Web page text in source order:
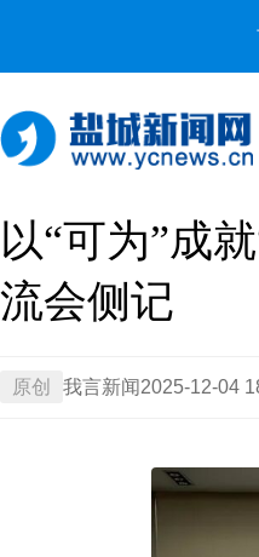
以“可为”成
流会侧记
原创 我言新闻 2025-12-04